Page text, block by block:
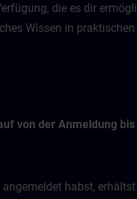
die es dir
Wissen in praktischen
von der Anmeldung
habst,